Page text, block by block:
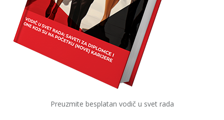
Preuzmite besplatan vodič u svet rada